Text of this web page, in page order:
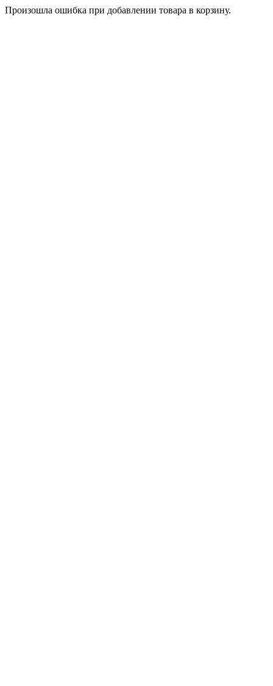
Произошла ошибка при добавлении товара в корзину.